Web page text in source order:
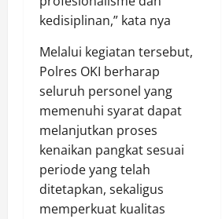
kedisiplinan,” kata nya
Melalui kegiatan tersebut,
Polres OKI berharap
seluruh personel yang
memenuhi syarat dapat
melanjutkan proses
kenaikan pangkat sesuai
periode yang telah
ditetapkan, sekaligus
memperkuat kualitas